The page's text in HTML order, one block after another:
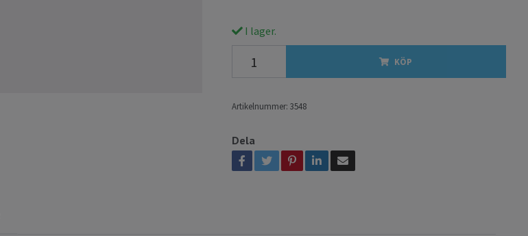
I lager.
KÖP
Artikelnummer: 3548
Dela